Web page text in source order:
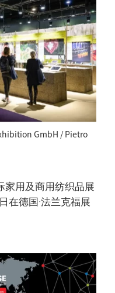
GmbH / Pietro
家用及商用纺织品展
在德国·法兰克福展